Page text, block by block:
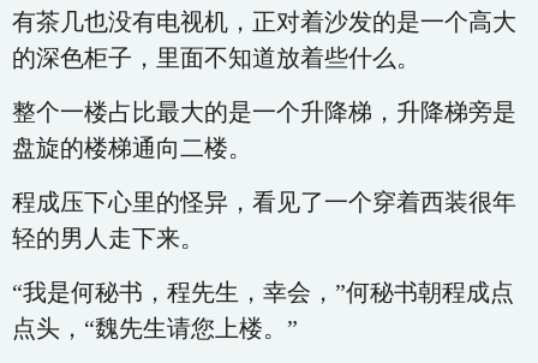
有茶几也没有电视机，正对着沙发的是一个高大
的深色柜子，里面不知道放着些什么。
整个一楼占比最大的是一个升降梯，升降梯旁是
盘旋的楼梯通向二楼。
程成压下心里的怪异，看见了一个穿着西装很年
轻的男人走下来。
“我是何秘书，程先生，幸会，”何秘书朝程成点
点头，“魏先生请您上楼。”